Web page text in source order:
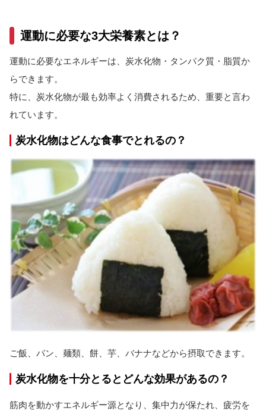
九州/沖縄
競技
陸上競技
サッカー
バレーボール
バスケットボール
ラグビー
柔道
運動に必要な3大栄養素とは？
運動に必要なエネルギーは、炭水化物・タンパク質・脂質か
らできます。
特に、炭水化物が最も効率よく消費されるため、重要と言わ
れています。
炭水化物はどんな食事でとれるの？
ご飯、パン、麺類、餅、芋、バナナなどから摂取できます。
炭水化物を十分とるとどんな効果があるの？
筋肉を動かすエネルギー源となり、集中力が保たれ、疲労を